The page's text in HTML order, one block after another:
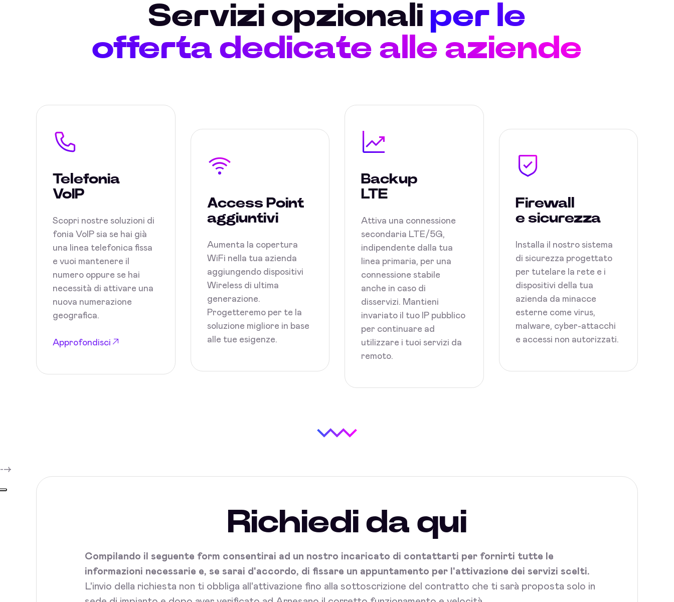
Servizi opzionali per le
offerta dedicate alle aziende
Telefonia
VoIP
Scopri nostre soluzioni di
fonia VoIP sia se hai già
una linea telefonica fissa
e vuoi mantenere il
numero oppure se hai
necessità di attivare una
nuova numerazione
geografica.
Approfondisci
Access Point
aggiuntivi
Aumenta la copertura
WiFi nella tua azienda
aggiungendo dispositivi
Wireless di ultima
generazione.
Progetteremo per te la
soluzione migliore in base
alle tue esigenze.
Backup
LTE
Attiva una connessione
secondaria LTE/5G,
indipendente dalla tua
linea primaria, per una
connessione stabile
anche in caso di
disservizi. Mantieni
invariato il tuo IP pubblico
per continuare ad
utilizzare i tuoi servizi da
remoto.
Firewall
e sicurezza
Installa il nostro sistema
di sicurezza progettato
per tutelare la rete e i
dispositivi della tua
azienda da minacce
esterne come virus,
malware, cyber-attacchi
e accessi non autorizzati.
-->
Richiedi da qui
Compilando il seguente form consentirai ad un nostro incaricato di contattarti per fornirti tutte le
informazioni necessarie e, se sarai d'accordo, di fissare un appuntamento per l'attivazione dei servizi scelti.
L'invio della richiesta non ti obbliga all'attivazione fino alla sottoscrizione del contratto che ti sarà proposta solo in